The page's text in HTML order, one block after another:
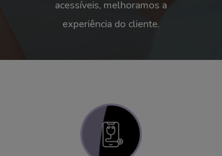
acessíveis, melhoramos a
experiência do cliente.